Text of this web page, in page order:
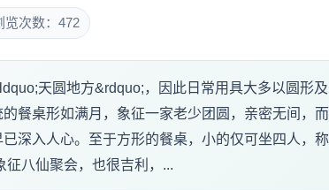
览次数：472
天圆地方&rdquo;，因此日常用具大多以圆形及
餐桌形如满月，象征一家老少团圆，亲密无间，而
深入人心。至于方形的餐桌，小的仅可坐四人，称
八仙聚会，也很吉利，...